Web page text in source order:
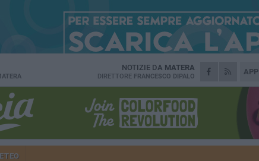
APP
NOTIZIE DA MATERA
DIRETTORE FRANCESCO DIPALO